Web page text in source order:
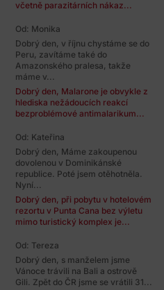
včetně parazitárních nákaz...
Od: Monika
Dobrý den, v říjnu chystáme se do
Peru, zavítáme také do
Amazonského pralesa, takže
máme v...
Dobrý den, Malarone je obvykle z
hlediska nežádoucích reakcí
bezproblémové antimalarikum...
Od: Kateřina
Dobrý den, Máme zakoupenou
dovolenou v Dominikánské
republice. Poté jsem otěhotněla.
Nyní...
Dobrý den, při pobytu v hotelovém
rezortu v Punta Cana bez výletu
mimo turistický komplex je...
Od: Tereza
Dobrý den, s manželem jsme
Vánoce trávili na Bali a ostrově
Gili. Zpět do ČR jsme se vrátili 31...